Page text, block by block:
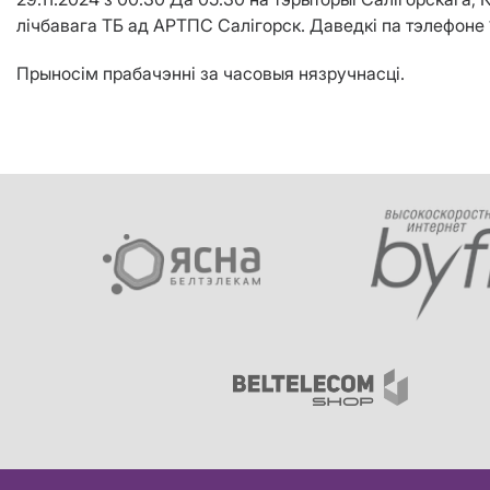
лічбавага ТБ ад АРТПС Салігорск. Даведкі па тэлефоне
Прыносім прабачэнні за часовыя нязручнасці.